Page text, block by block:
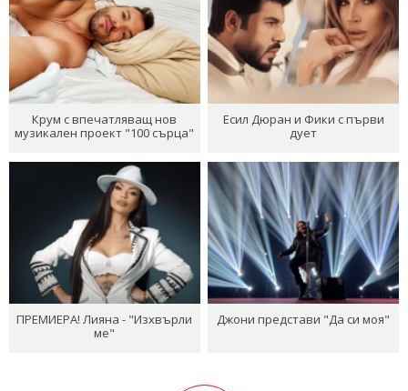
Крум с впечатляващ нов
музикален проект "100 сърца"
Есил Дюран и Фики с първи
дует
ПРЕМИЕРА! Лияна - "Изхвърли
ме"
Джони представи "Да си моя"